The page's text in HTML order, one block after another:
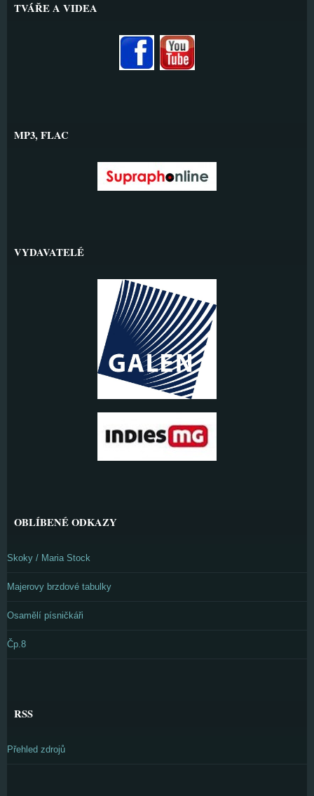
TVÁŘE A VIDEA
MP3, FLAC
VYDAVATELÉ
OBLÍBENÉ ODKAZY
Skoky / Maria Stock
Majerovy brzdové tabulky
Osamělí písničkáři
Čp.8
RSS
Přehled zdrojů